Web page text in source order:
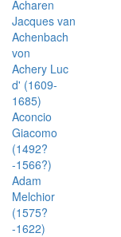
Acharen
Jacques van
Achenbach
von
Achery Luc
d' (1609-
1685)
Aconcio
Giacomo
(1492?
-1566?)
Adam
Melchior
(1575?
-1622)